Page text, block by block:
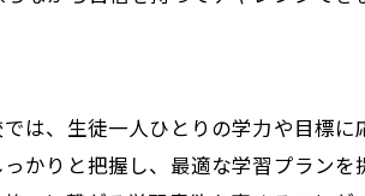
を成功へ導く塾現論会のカリキュラム
した指導内容
は、生徒一人ひとりの学力や目標
かりと把握し、最適な学習プラン